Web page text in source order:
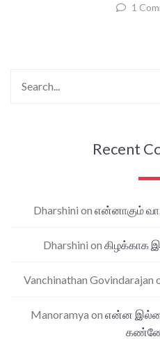
1
Recent
Dharshini on என்னாகும்
Dharshini on கிழக்காக
Vanchinathan Govindarajan
Manoramya on என்ன